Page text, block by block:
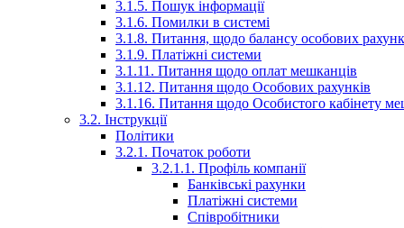
3.1.5. Пошук інформації
3.1.6. Помилки в системі
3.1.8. Питання, щодо балансу особових
3.1.9. Платіжні системи
3.1.11. Питання щодо оплат мешканців
3.1.12. Питання щодо Особових рахунків
3.1.16. Питання щодо Особистого кабінету
3.2. Інструкції
Політики
3.2.1. Початок роботи
3.2.1.1. Профіль компанії
Банківські рахунки
Платіжні системи
Співробітники